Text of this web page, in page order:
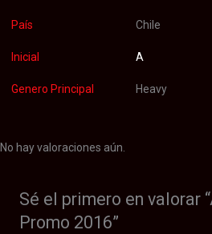
País Chile
Inicial A
Genero Principal Heavy
No hay valoraciones aún.
Sé el primero en valorar
Promo 2016”